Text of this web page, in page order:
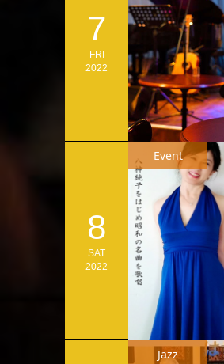
7
FRI
2022
8
SAT
2022
Event
Jazz